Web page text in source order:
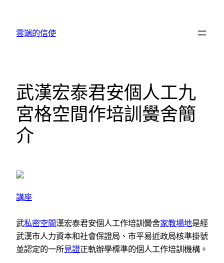
雲端的信使
武漢宏泰君安個人工九
宮格空間作培訓黌舍簡
介
講座
武私密空間漢宏泰君安個人工作培訓黌舍家教場地是經
武漢市人力資本和社會保證局、市平易近政局核準掛號
並認定的一所見證正軌辦學標準的個人工作培訓機構。